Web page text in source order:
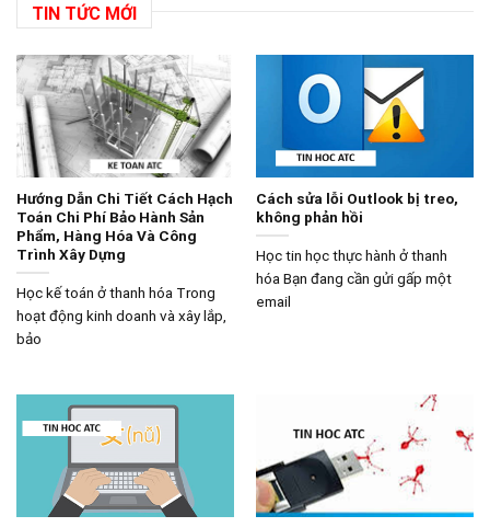
TIN TỨC MỚI
Hướng Dẫn Chi Tiết Cách Hạch
Toán Chi Phí Bảo Hành Sản
Phẩm, Hàng Hóa Và Công
Trình Xây Dựng
Học kế toán ở thanh hóa Trong
hoạt động kinh doanh và xây lắp,
bảo
Cách sửa lỗi Outlook bị treo,
không phản hồi
Học tin học thực hành ở thanh
hóa Bạn đang cần gửi gấp một
email